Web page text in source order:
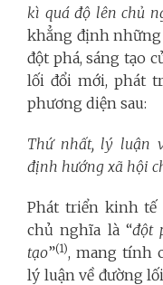
kì quá độ lên chủ
khẳng định
đột phá, sáng tạo
lối đổi mới, phát
phương diện sau:
Thứ nhất, lý luận
định hướng xã hội
Phát triển kinh
chủ nghĩa là “đột
tạo”(1), mang tính
lý luận về đường